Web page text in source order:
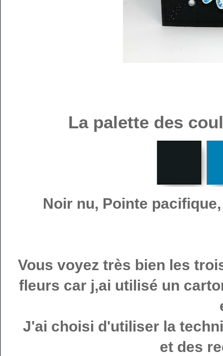
La palette des
Noir nu, Pointe
Vous voyez très bien les
fleurs car j,ai utilisé un
J'ai choisi d'utiliser la
et des